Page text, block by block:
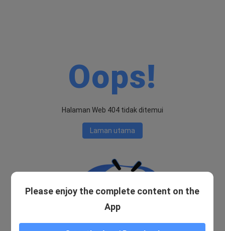
Oops!
Halaman Web 404 tidak ditemui
Laman utama
Please enjoy the complete content on the
App